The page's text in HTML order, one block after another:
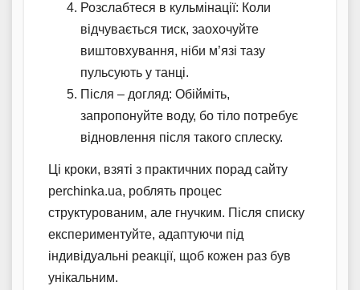
Розслабтеся в кульмінації: Коли
відчувається тиск, заохочуйте
виштовхування, ніби м’язі тазу
пульсують у танці.
Після – догляд: Обійміть,
запропонуйте воду, бо тіло потребує
відновлення після такого сплеску.
Ці кроки, взяті з практичних порад сайту
perchinka.ua, роблять процес
структурованим, але гнучким. Після списку
експериментуйте, адаптуючи під
індивідуальні реакції, щоб кожен раз був
унікальним.